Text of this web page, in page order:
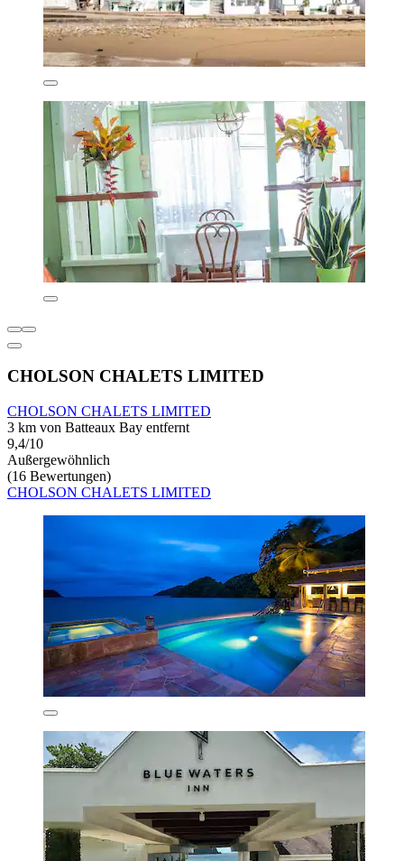
CHOLSON CHALETS LIMITED
CHOLSON CHALETS LIMITED
3 km von Batteaux Bay entfernt
9,4/10
Außergewöhnlich
(16 Bewertungen)
CHOLSON CHALETS LIMITED